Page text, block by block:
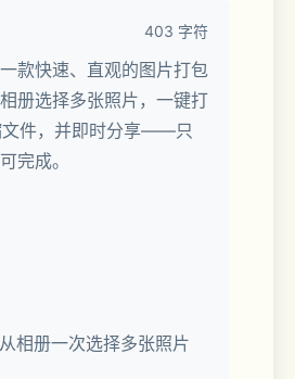
403 字符
款快速、直观的图片打包
册选择多张照片，一键打
文件，并即时分享——只
完成。
相册一次选择多张照片